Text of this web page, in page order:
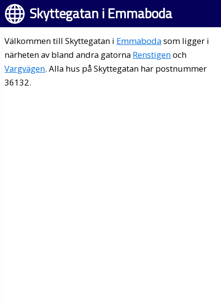
Skyttegatan i Emmaboda
Välkommen till Skyttegatan i Emmabodasom ligger i
närheten av bland andra gatorna Renstigenoch
Vargvägen. Alla hus på Skyttegatan har postnummer
36132.